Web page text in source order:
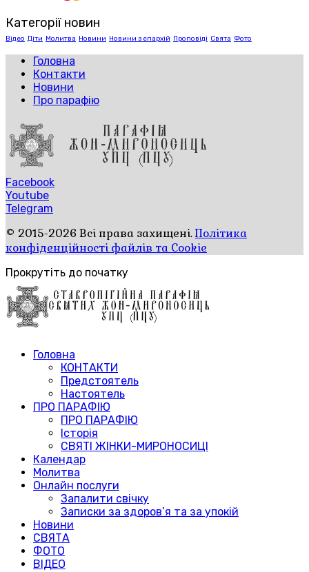
Категорії новин
Відео Діти Молитва Новини Новини з єпархій Проповіді Свята Фото
Головна
Контакти
Новини
Про парафію
Facebook
Youtube
Telegram
© 2015-2026 Всі права захищені.Політика
конфіденційності файлів та Cookie
Прокрутіть до початку
Головна
КОНТАКТИ
Предстоятель
Настоятель
ПРО ПАРАФІЮ
ПРО ПАРАФІЮ
Історія
СВЯТІ ЖІНКИ-МИРОНОСИЦІ
Календар
Молитва
Онлайн послуги
Запалити свічку
Записки за здоров’я та за упокій
Новини
СВЯТА
ФОТО
ВІДЕО